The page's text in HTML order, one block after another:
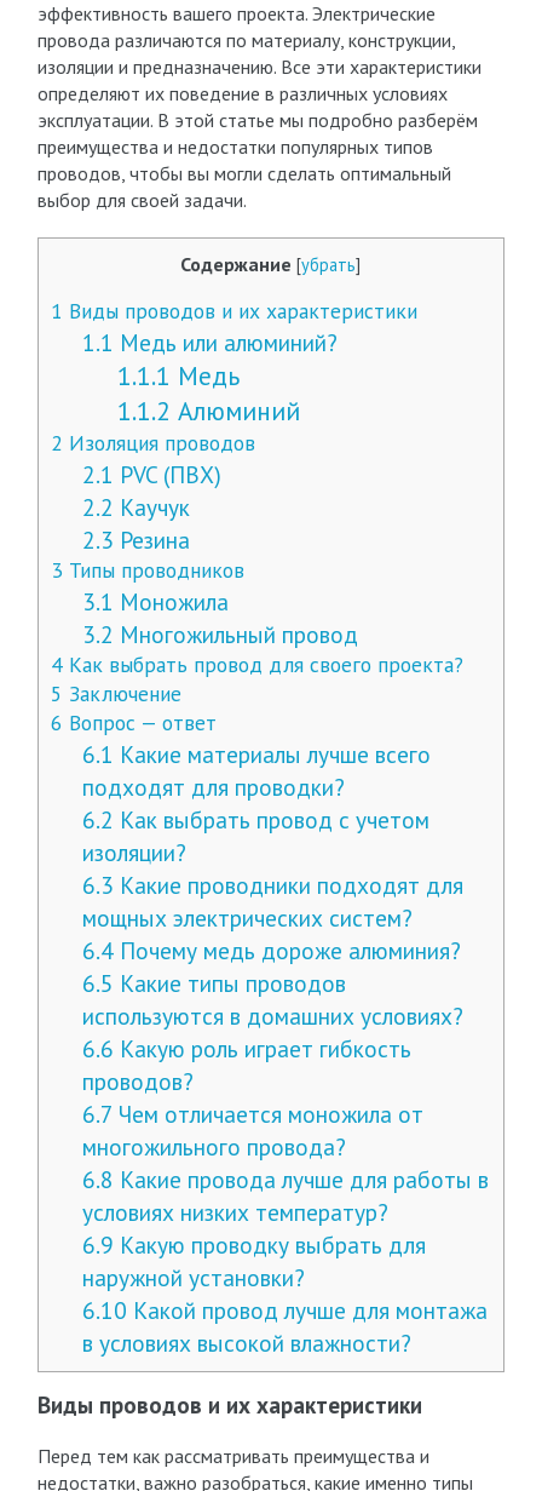
эффективность вашего проекта. Электрические
провода различаются по материалу, конструкции,
изоляции и предназначению. Все эти характеристики
определяют их поведение в различных условиях
эксплуатации. В этой статье мы подробно разберём
преимущества и недостатки популярных типов
проводов, чтобы вы могли сделать оптимальный
выбор для своей задачи.
Содержание [убрать]
1 Виды проводов и их характеристики
1.1 Медь или алюминий?
1.1.1 Медь
1.1.2 Алюминий
2 Изоляция проводов
2.1 PVC (ПВХ)
2.2 Каучук
2.3 Резина
3 Типы проводников
3.1 Моножила
3.2 Многожильный провод
4Как выбрать провод для своего проекта?
5 Заключение
6 Вопрос — ответ
6.1 Какие материалы лучше всего
подходят для проводки?
6.2 Как выбрать провод с учетом
изоляции?
6.3 Какие проводники подходят для
мощных электрических систем?
6.4 Почему медь дороже алюминия?
6.5 Какие типы проводов
используются в домашних условиях?
6.6 Какую роль играет гибкость
проводов?
6.7 Чем отличается моножила от
многожильного провода?
6.8 Какие провода лучше для работы в
условиях низких температур?
6.9 Какую проводку выбрать для
наружной установки?
6.10 Какой провод лучше для монтажа
в условиях высокой влажности?
Виды проводов и их характеристики
Перед тем как рассматривать преимущества и
недостатки, важно разобраться, какие именно типы